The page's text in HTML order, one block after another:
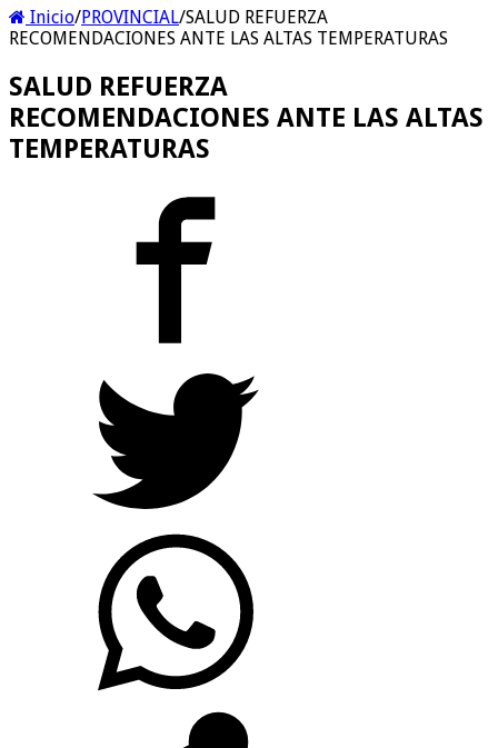
Inicio/PROVINCIAL/SALUD REFUERZA
RECOMENDACIONES ANTE LAS ALTAS TEMPERATURAS
SALUD REFUERZA
RECOMENDACIONES ANTE LAS ALTAS
TEMPERATURAS